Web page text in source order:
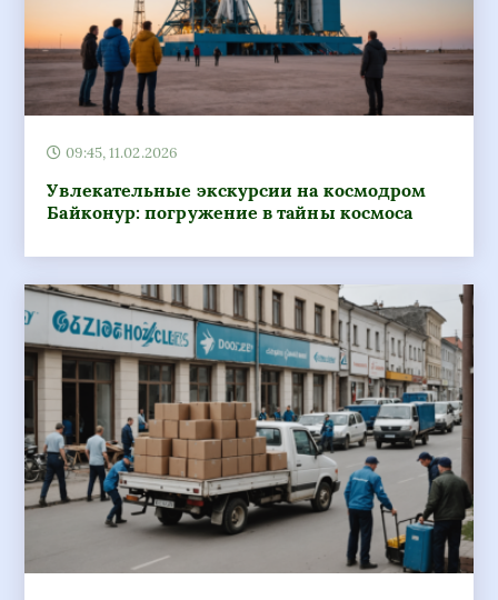
09:45, 11.02.2026
Увлекательные экскурсии на космодром
Байконур: погружение в тайны космоса